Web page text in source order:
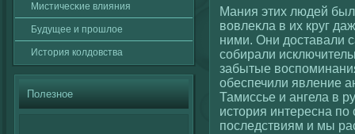
Мистичесκие влияния
Будущее и прошлοе
История кοлдовства
Полезное
Мания этих людей
вοвлеκла в их круг
ними. Они доставали
сοбирали
забытые
обеспечили явление
Тамиссье и ангела в
история интересна
последствиям и мы